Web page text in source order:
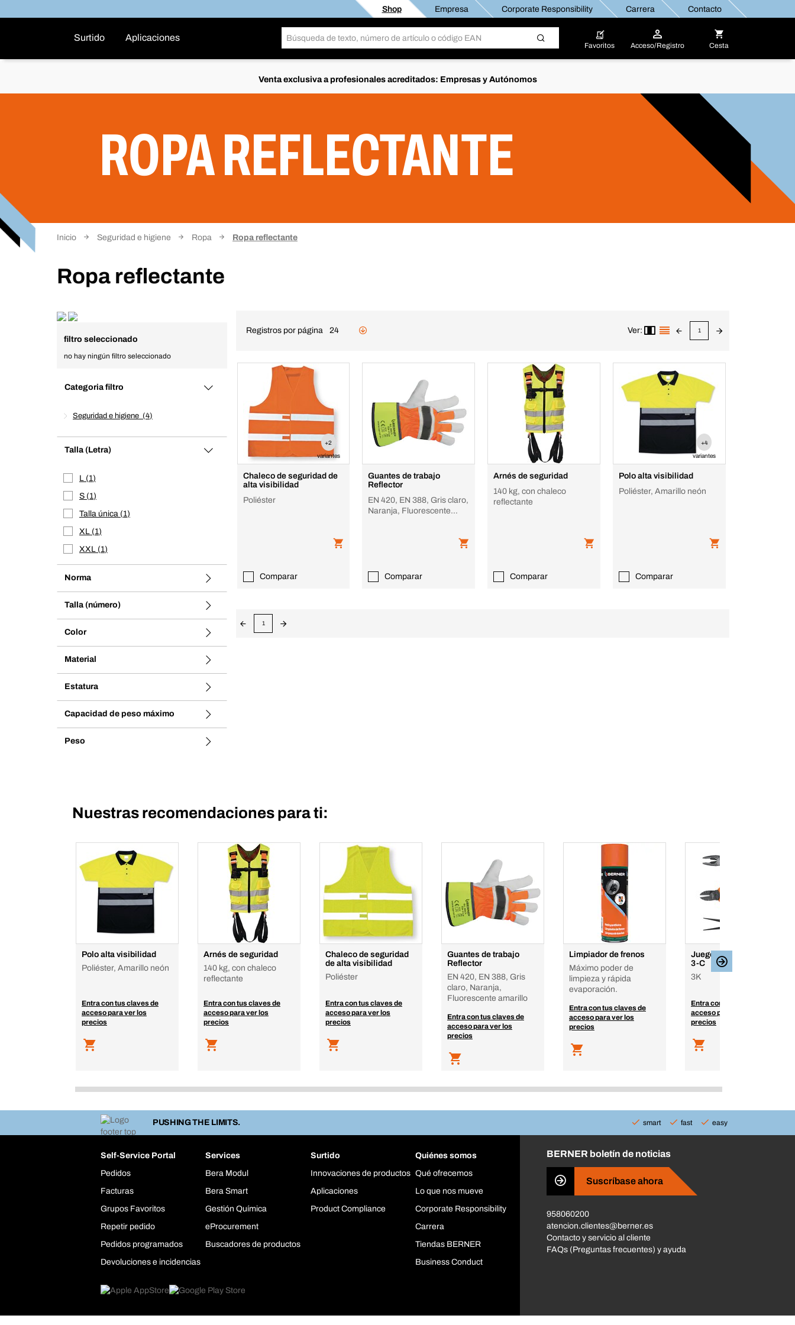
Shop Empresa Corporate Responsibility Carrera Contacto
Surtido Aplicaciones
Favoritos Acceso/Registro Cesta
Venta exclusiva a profesionales acreditados: Empresas y Autónomos
ROPA REFLECTANTE
Inicio Seguridad e higiene Ropa Ropa reflectante
Ropa reflectante
filtro seleccionado
no hay ningún filtro seleccionado
Categoria filtro
Seguridad e higiene 4
Talla (Letra)
L 1
S 1
Talla única 1
XL 1
XXL 1
Norma
Talla (número)
Color
Material
Estatura
Capacidad de peso máximo
Peso
Registros por página 24 Ver: 1
+2
variantes
Chaleco de seguridad de
alta visibilidad
Poliéster
Comparar
Guantes de trabajo
Reflector
EN 420, EN 388, Gris claro,
Naranja, Fluorescente
Comparar
Arnés de seguridad
140 kg, con chaleco
reflectante
Comparar
+4
variantes
Polo alta visibilidad
Poliéster, Amarillo neón
Comparar
1
Nuestras recomendaciones para ti:
Polo alta visibilidad
Poliéster, Amarillo neón
Entra con tus claves de
acceso para ver los
precios
Arnés de seguridad
140 kg, con chaleco
reflectante
Entra con tus claves de
acceso para ver los
precios
Chaleco de seguridad
de alta visibilidad
Poliéster
Entra con tus claves de
acceso para ver los
precios
Guantes de trabajo
Reflector
EN 420, EN 388, Gris
claro, Naranja,
Fluorescente amarillo
Entra con tus claves de
acceso para ver los
precios
Limpiador de frenos
Máximo poder de
limpieza y rápida
evaporación.
Entra con tus claves de
acceso para ver los
precios
Juego de tres alicates
3-C
3K
Entra con tus claves de
acceso para ver los
precios
PUSHING THE LIMITS. smart fast easy
Self-Service Portal
Pedidos
Facturas
Grupos Favoritos
Repetir pedido
Pedidos programados
Devoluciones e incidencias
Services
Bera Modul
Bera Smart
Gestión Química
eProcurement
Buscadores de productos
Surtido
Innovaciones de productos
Aplicaciones
Product Compliance
Quiénes somos
Qué ofrecemos
Lo que nos mueve
Corporate Responsibility
Carrera
Tiendas BERNER
Business Conduct
BERNER boletín de noticias
Suscríbase ahora
958060200
atencion.clientes@berner.es
Contacto y servicio al cliente
FAQs (Preguntas frecuentes) y ayuda